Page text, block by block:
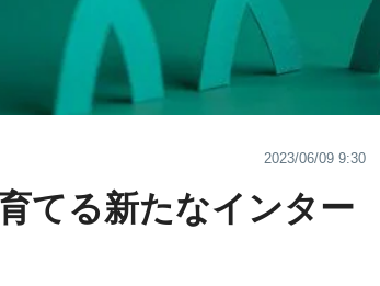
2023/06/09 9:30
てる新たなインター